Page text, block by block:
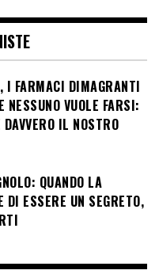
I FARMACI DIMAGRANTI
NESSUNO VUOLE FARSI:
IL NOSTRO
QUANDO LA
ESSERE UN SEGRETO,